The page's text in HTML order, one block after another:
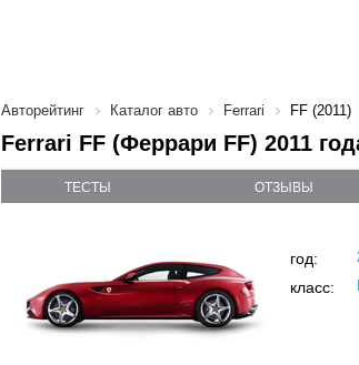
Авторейтинг Каталог авто Ferrari FF (2011)
Ferrari FF (Феррари FF) 2011
ТЕСТЫ ОТЗЫВЫ
год:
класс: